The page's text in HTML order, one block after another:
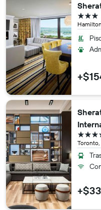
3
4